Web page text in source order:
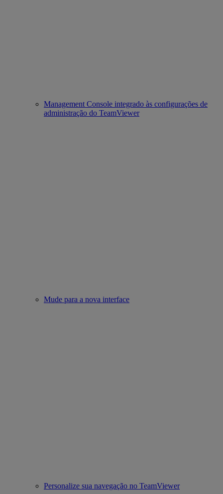
Management Console integrado às configurações de
administração do TeamViewer
Mude para a nova interface
Personalize sua navegação no TeamViewer